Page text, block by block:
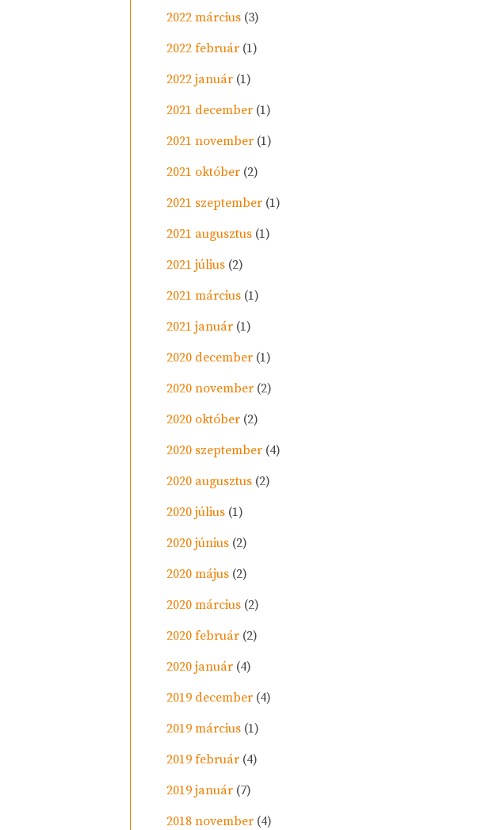
2022 március(3)
2022 február(1)
2022 január(1)
2021 december(1)
2021 november(1)
2021 október(2)
2021 szeptember(1)
2021 augusztus(1)
2021 július(2)
2021 március(1)
2021 január(1)
2020 december(1)
2020 november(2)
2020 október(2)
2020 szeptember(4)
2020 augusztus(2)
2020 július(1)
2020 június(2)
2020 május(2)
2020 március(2)
2020 február(2)
2020 január(4)
2019 december(4)
2019 március(1)
2019 február(4)
2019 január(7)
2018 november(4)